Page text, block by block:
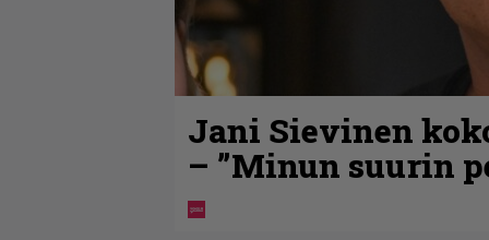
Jani Sievinen
– ”Minun suurin